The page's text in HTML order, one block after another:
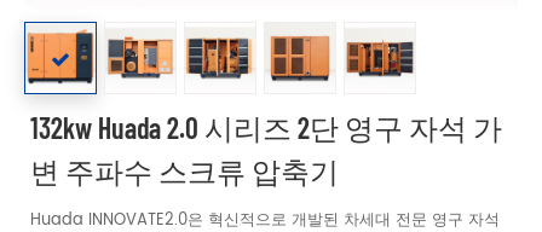
132kw Huada 2.0 시리즈 2단 영구 자석 가
변 주파수 스크류 압축기
Huada INNOVATE2.0은 혁신적으로 개발된 차세대 전문 영구 자석